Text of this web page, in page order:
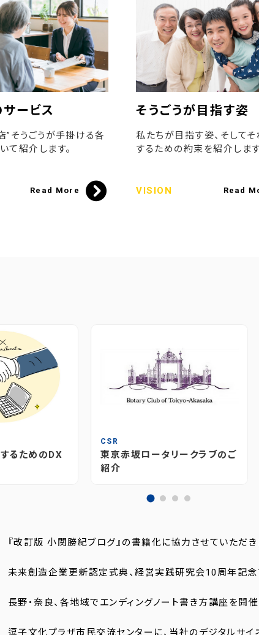
サービス
”そうごうが手掛ける各
て紹介します。
Read More
そうごうが目指す姿
私たちが目指す姿、そして
するための約束を紹介します
VISION Read
るためのDX
CSR
東京赤坂ロータリークラブのご
紹介
『改訂版 小関勝紀ブログ』の書籍化に協力させていただき
未来創造企業更新認定式典、経営実践研究会10周年記念
長野・奈良、各地域でエンディングノート書き方講座を開
逗子文化プラザ市民交流センターに、当社のデジタルサイ